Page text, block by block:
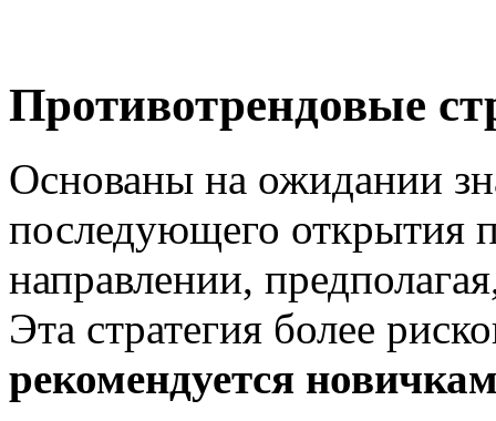
Противотрендовые
Основаны на ожидании
последующего открытия
направлении,
Эта стратегия более
рекомендуется